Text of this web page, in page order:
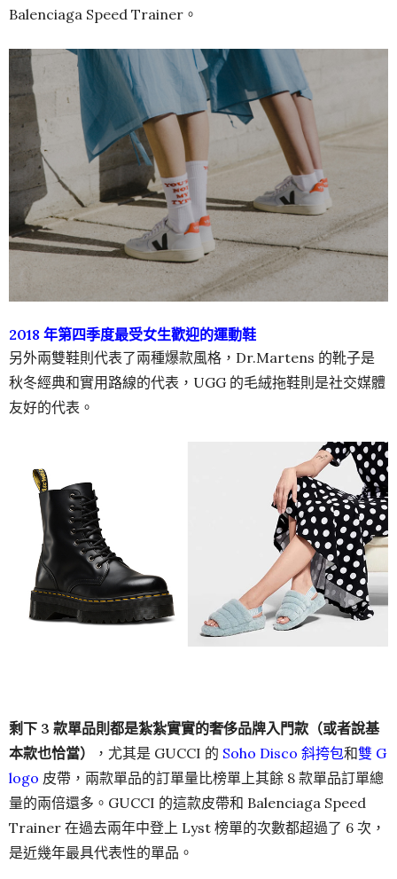
Balenciaga Speed Trainer。
2018 年第四季度最受女生歡迎的運動鞋
另外兩雙鞋則代表了兩種爆款風格，Dr.Martens 的靴子是
秋冬經典和實用路線的代表，UGG 的毛絨拖鞋則是社交媒體
友好的代表。
剩下 3 款單品則都是紮紮實實的奢侈品牌入門款（或者說基
本款也恰當）
，尤其是 GUCCI 的 Soho Disco 斜挎包和雙 G
logo 皮帶，兩款單品的訂單量比榜單上其餘 8 款單品訂單總
量的兩倍還多。GUCCI 的這款皮帶和 Balenciaga Speed
Trainer 在過去兩年中登上 Lyst 榜單的次數都超過了 6 次，
是近幾年最具代表性的單品。